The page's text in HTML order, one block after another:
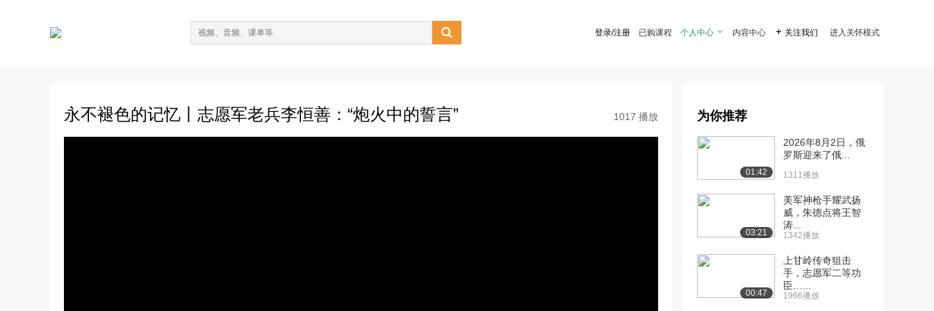
 登录/注册 已购课程 个人中心  内容中心  关注我们 进入关怀模式
永不褪色的记忆丨志愿军老兵李恒善：“炮火中的誓言” 1017 播放 为你推荐
01:42
2026年8月2日，俄
罗斯迎来了俄...
1311播放
03:21
美军神枪手耀武扬
威，朱德点将王智
涛...
1342播放
00:47
上甘岭传奇狙击
手，志愿军二等功
臣…...
1966播放